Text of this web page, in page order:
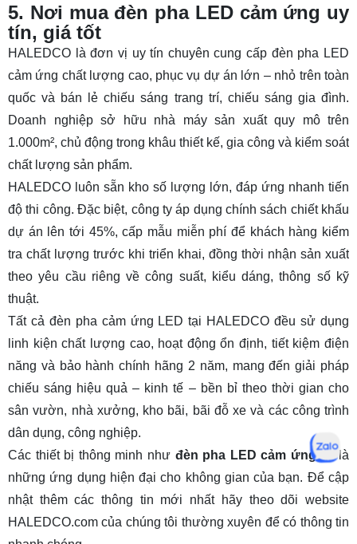
5. Nơi mua đèn pha LED cảm ứng uy
tín, giá tốt
HALEDCO là đơn vị uy tín chuyên cung cấp đèn pha LED
cảm ứng chất lượng cao, phục vụ dự án lớn – nhỏ trên toàn
quốc và bán lẻ chiếu sáng trang trí, chiếu sáng gia đình.
Doanh nghiệp sở hữu nhà máy sản xuất quy mô trên
1.000m², chủ động trong khâu thiết kế, gia công và kiểm soát
chất lượng sản phẩm.
HALEDCO luôn sẵn kho số lượng lớn, đáp ứng nhanh tiến
độ thi công. Đặc biệt, công ty áp dụng chính sách chiết khấu
dự án lên tới 45%, cấp mẫu miễn phí để khách hàng kiểm
tra chất lượng trước khi triển khai, đồng thời nhận sản xuất
theo yêu cầu riêng về công suất, kiểu dáng, thông số kỹ
thuật.
Tất cả đèn pha cảm ứng LED tại HALEDCO đều sử dụng
linh kiện chất lượng cao, hoạt động ổn định, tiết kiệm điện
năng và bảo hành chính hãng 2 năm, mang đến giải pháp
chiếu sáng hiệu quả – kinh tế – bền bỉ theo thời gian cho
sân vườn, nhà xưởng, kho bãi, bãi đỗ xe và các công trình
dân dụng, công nghiệp.
Các thiết bị thông minh như đèn pha LED cảm ứng sẽ là
những ứng dụng hiện đại cho không gian của bạn. Để cập
nhật thêm các thông tin mới nhất hãy theo dõi website
HALEDCO.com của chúng tôi thường xuyên để có thông tin